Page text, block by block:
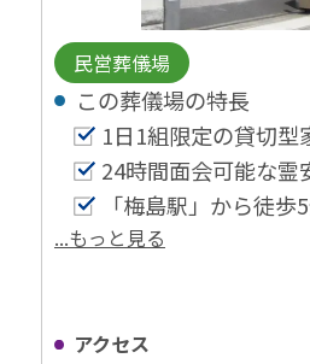
民営葬儀場
この葬儀場の特⻑
1日1組限定の貸切型
24時間面会可能な霊
「梅島駅」から徒歩
...もっと見る
アクセス